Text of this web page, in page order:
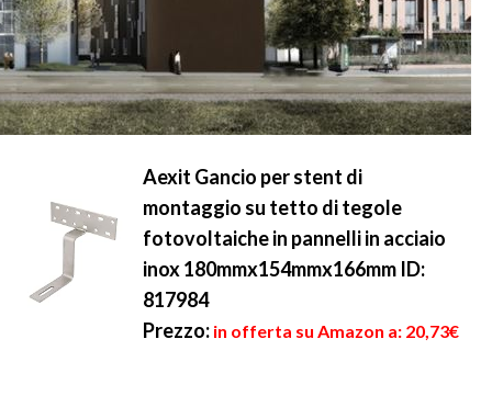
Aexit Gancio per stent di
montaggio su tetto di tegole
fotovoltaiche in pannelli in acciaio
inox 180mmx154mmx166mm ID:
817984
Prezzo: in offerta su Amazon a: 20,73€